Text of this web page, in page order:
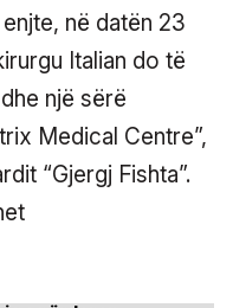
në datën 23
Italian do të
një sërë
Medical Centre”,
“Gjergj Fishta”.